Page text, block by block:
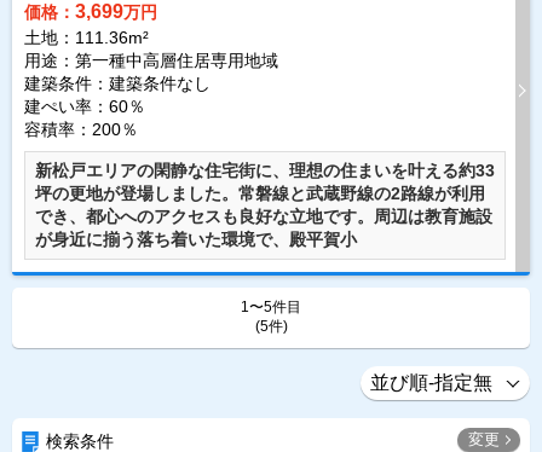
価格： 3,699万円
土地：111.36m²
用途：第一種中高層住居専用地域
建築条件： 建築条件なし
建ぺい率：60％
容積率：200％
新松戸エリアの閑静な住宅街に、理想の住まいを叶える約33
坪の更地が登場しました。常磐線と武蔵野線の2路線が利用
でき、都心へのアクセスも良好な立地です。周辺は教育施設
が身近に揃う落ち着いた環境で、殿平賀小
1〜5件目
(5件)
検索条件 変更